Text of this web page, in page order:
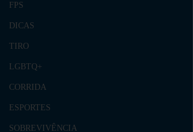
FPS
DICAS
TIRO
LGBTQ+
CORRIDA
ESPORTES
SOBREVIVÊNCIA